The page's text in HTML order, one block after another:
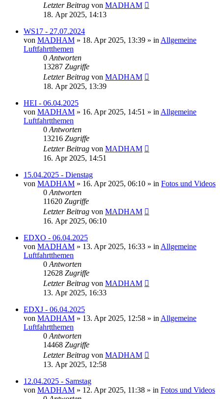
Letzter Beitrag von MADHAM
18. Apr 2025, 14:13
WS17 - 27.07.2024
von MADHAM » 18. Apr 2025, 13:39 » in Allgemeine
Luftfahrtthemen
0 Antworten
13287 Zugriffe
Letzter Beitrag von MADHAM
18. Apr 2025, 13:39
HEI - 06.04.2025
von MADHAM » 16. Apr 2025, 14:51 » in Allgemeine
Luftfahrtthemen
0 Antworten
13216 Zugriffe
Letzter Beitrag von MADHAM
16. Apr 2025, 14:51
15.04.2025 - Dienstag
von MADHAM » 16. Apr 2025, 06:10 » in Fotos und Videos
0 Antworten
11620 Zugriffe
Letzter Beitrag von MADHAM
16. Apr 2025, 06:10
EDXO - 06.04.2025
von MADHAM » 13. Apr 2025, 16:33 » in Allgemeine
Luftfahrtthemen
0 Antworten
12628 Zugriffe
Letzter Beitrag von MADHAM
13. Apr 2025, 16:33
EDXJ - 06.04.2025
von MADHAM » 13. Apr 2025, 12:58 » in Allgemeine
Luftfahrtthemen
0 Antworten
14468 Zugriffe
Letzter Beitrag von MADHAM
13. Apr 2025, 12:58
12.04.2025 - Samstag
von MADHAM » 12. Apr 2025, 11:38 » in Fotos und Videos